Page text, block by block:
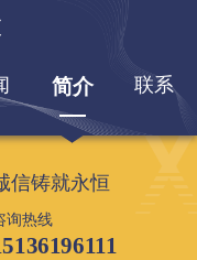
简介 联系
信铸就永恒
询热线